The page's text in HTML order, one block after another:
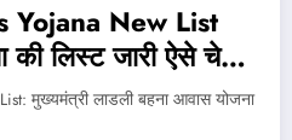
Yojana New List
लिस्ट जारी ऐसे चेक
मुख्यमंत्री लाडली बहना आवास योजना